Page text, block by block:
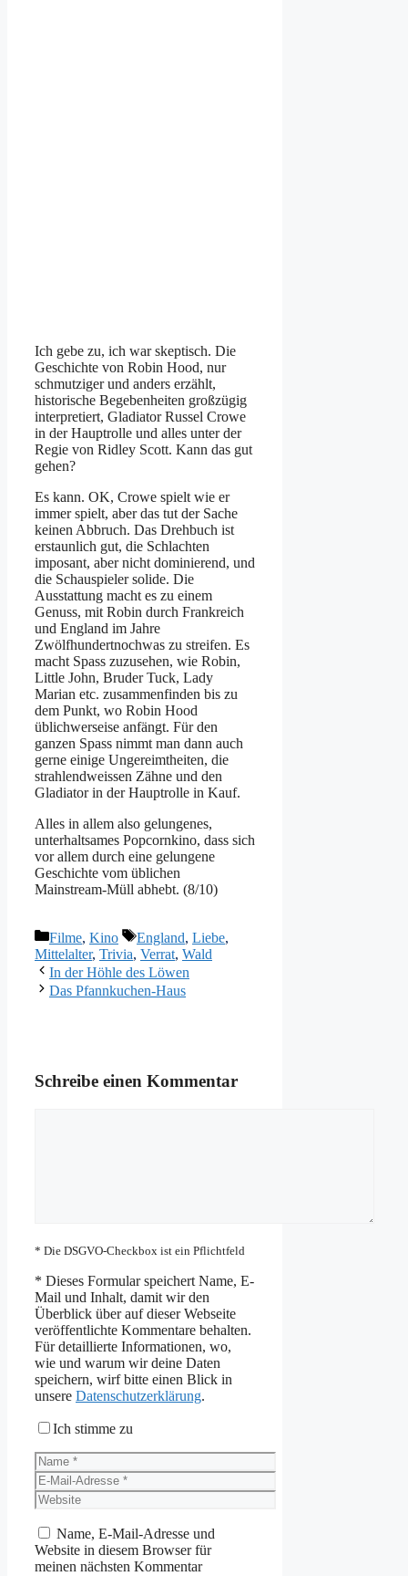
Ich gebe zu, ich war skeptisch. Die
Geschichte von Robin Hood, nur
schmutziger und anders erzählt,
historische Begebenheiten großzügig
interpretiert, Gladiator Russel Crowe
in der Hauptrolle und alles unter der
Regie von Ridley Scott. Kann das gut
gehen?
Es kann. OK, Crowe spielt wie er
immer spielt, aber das tut der Sache
keinen Abbruch. Das Drehbuch ist
erstaunlich gut, die Schlachten
imposant, aber nicht dominierend, und
die Schauspieler solide. Die
Ausstattung macht es zu einem
Genuss, mit Robin durch Frankreich
und England im Jahre
Zwölfhundertnochwas zu streifen. Es
macht Spass zuzusehen, wie Robin,
Little John, Bruder Tuck, Lady
Marian etc. zusammenfinden bis zu
dem Punkt, wo Robin Hood
üblichwerseise anfängt. Für den
ganzen Spass nimmt man dann auch
gerne einige Ungereimtheiten, die
strahlendweissen Zähne und den
Gladiator in der Hauptrolle in Kauf.
Alles in allem also gelungenes,
unterhaltsames Popcornkino, dass sich
vor allem durch eine gelungene
Geschichte vom üblichen
Mainstream-Müll abhebt. (8/10)
Kategorien
Filme, Kino Schlagwörter
England, Liebe,
Mittelalter, Trivia, Verrat, Wald
In der Höhle des Löwen
Das Pfannkuchen-Haus
Schreibe einen Kommentar
* Die DSGVO-Checkbox ist ein Pflichtfeld
* Dieses Formular speichert Name, E-
Mail und Inhalt, damit wir den
Überblick über auf dieser Webseite
veröffentlichte Kommentare behalten.
Für detaillierte Informationen, wo,
wie und warum wir deine Daten
speichern, wirf bitte einen Blick in
unsere Datenschutzerklärung.
Ich stimme zu
Name
E-
Mail-
Adresse
Website
Name, E-Mail-Adresse und
Website in diesem Browser für
meinen nächsten Kommentar